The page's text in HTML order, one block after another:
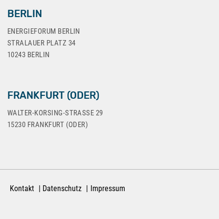
BERLIN
ENERGIEFORUM BERLIN
STRALAUER PLATZ 34
10243 BERLIN
FRANKFURT (ODER)
WALTER-KORSING-STRASSE 29
15230 FRANKFURT (ODER)
Kontakt Datenschutz Impressum